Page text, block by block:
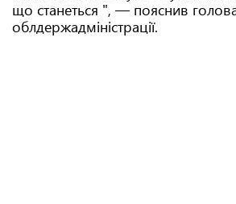
що станеться ", — пояснив
облдержадміністрації.